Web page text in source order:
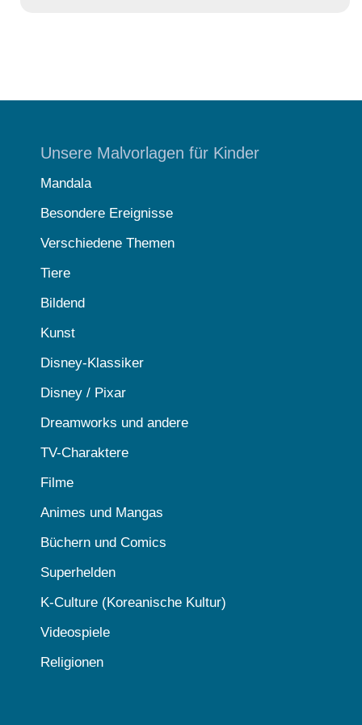
Unsere Malvorlagen für Kinder
Mandala
Besondere Ereignisse
Verschiedene Themen
Tiere
Bildend
Kunst
Disney-Klassiker
Disney / Pixar
Dreamworks und andere
TV-Charaktere
Filme
Animes und Mangas
Büchern und Comics
Superhelden
K-Culture (Koreanische Kultur)
Videospiele
Religionen